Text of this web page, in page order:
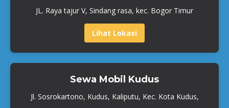
JL. Raya tajur V, Sindang rasa, kec. Bogor Timur
Lihat Lokasi
Sewa Mobil Kudus
Jl. Sosrokartono, Kudus, Kaliputu, Kec. Kota Kudus,